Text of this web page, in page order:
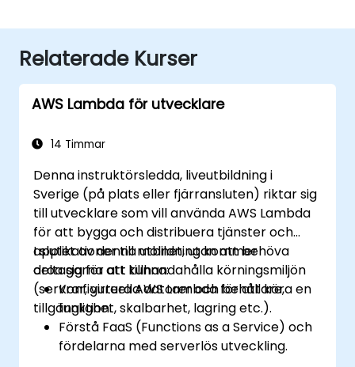
Relaterade Kurser
AWS Lambda för utvecklare
14 Timmar
Denna instruktörsledda, liveutbildning i
Sverige (på plats eller fjärransluten) riktar sig
till utvecklare som vill använda AWS Lambda
för att bygga och distribuera tjänster och
applikationer till molnet, utan att behöva
oroa sig för att tillhandahålla körningsmiljön
(servrar, virtuella datorer och behållare,
tillgänglighet, skalbarhet, lagring etc.).
I slutet av denna utbildning kommer
deltagarna att kunna:
Konfigurera AWS Lambda för att köra en
funktion.
Förstå FaaS (Functions as a Service) och
fördelarna med serverlös utveckling.